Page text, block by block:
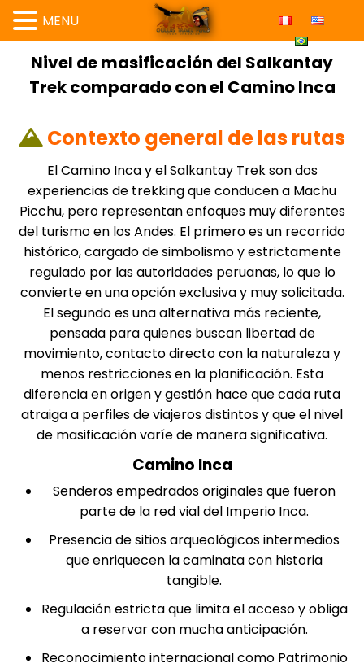
Nivel de masificación del Salkantay
Trek comparado con el Camino Inca
Contexto general de las rutas
El Camino Inca y elSalkantay Trekson dos
experiencias de trekking que conducen a Machu
Picchu, pero representan enfoques muy diferentes
del turismo en los Andes. El primero es un recorrido
histórico, cargado de simbolismo y estrictamente
regulado por las autoridades peruanas, lo que lo
convierte en una opción exclusiva y muy solicitada.
El segundo es una alternativa más reciente,
pensada para quienes buscan libertad de
movimiento, contacto directo con la naturaleza y
menos restricciones en la planificación. Esta
diferencia en origen y gestión hace que cada ruta
atraiga a perfiles de viajeros distintos y que el nivel
de masificación varíe de manera significativa.
Camino Inca
Senderos empedrados originales que fueron
parte de la red vial del Imperio Inca.
Presencia de sitios arqueológicos intermedios
que enriquecen la caminata con historia
tangible.
Regulación estricta que limita el acceso y obliga
a reservar con mucha anticipación.
Reconocimiento internacional como Patrimonio
MENU